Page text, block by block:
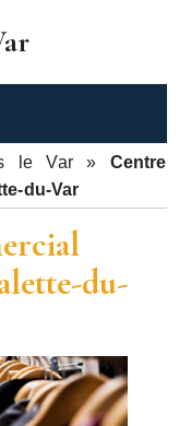
le Var» Centre
du-Var
du-